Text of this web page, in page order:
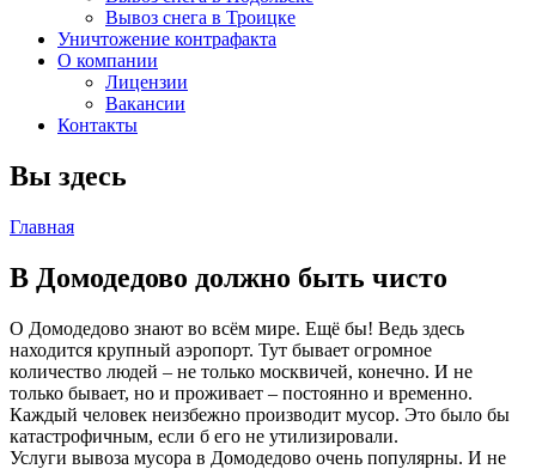
Вывоз снега в Троицке
Уничтожение контрафакта
О компании
Лицензии
Вакансии
Контакты
Вы здесь
Главная
В Домодедово должно быть чисто
О Домодедово знают во всём мире. Ещё бы! Ведь здесь
находится крупный аэропорт. Тут бывает огромное
количество людей – не только москвичей, конечно. И не
только бывает, но и проживает – постоянно и временно.
Каждый человек неизбежно производит мусор. Это было бы
катастрофичным, если б его не утилизировали.
Услуги вывоза мусора в Домодедово очень популярны. И не